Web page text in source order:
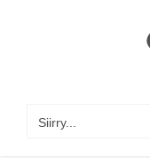
Siirry...